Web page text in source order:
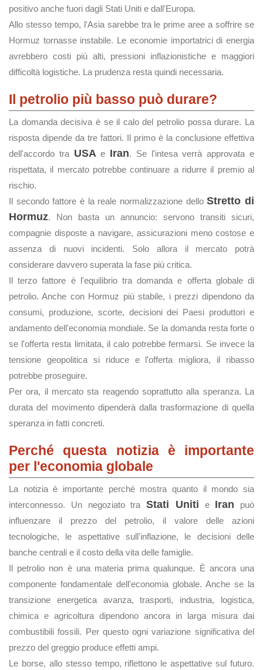
positivo anche fuori dagli Stati Uniti e dall'Europa.
Allo stesso tempo, l'Asia sarebbe tra le prime aree a soffrire se
Hormuz tornasse instabile. Le economie importatrici di energia
avrebbero costi più alti, pressioni inflazionistiche e maggiori
difficoltà logistiche. La prudenza resta quindi necessaria.
Il petrolio più basso può durare?
La domanda decisiva è se il calo del petrolio possa durare. La
risposta dipende da tre fattori. Il primo è la conclusione effettiva
dell'accordo tra USA e Iran. Se l'intesa verrà approvata e
rispettata, il mercato potrebbe continuare a ridurre il premio al
rischio.
Il secondo fattore è la reale normalizzazione delloStretto di
Hormuz. Non basta un annuncio: servono transiti sicuri,
compagnie disposte a navigare, assicurazioni meno costose e
assenza di nuovi incidenti. Solo allora il mercato potrà
considerare davvero superata la fase più critica.
Il terzo fattore è l'equilibrio tra domanda e offerta globale di
petrolio. Anche con Hormuz più stabile, i prezzi dipendono da
consumi, produzione, scorte, decisioni dei Paesi produttori e
andamento dell'economia mondiale. Se la domanda resta forte o
se l'offerta resta limitata, il calo potrebbe fermarsi. Se invece la
tensione geopolitica si riduce e l'offerta migliora, il ribasso
potrebbe proseguire.
Per ora, il mercato sta reagendo soprattutto alla speranza. La
durata del movimento dipenderà dalla trasformazione di quella
speranza in fatti concreti.
Perché questa notizia è importante
per l'economia globale
La notizia è importante perché mostra quanto il mondo sia
interconnesso. Un negoziato tra Stati Uniti e Iran può
influenzare il prezzo del petrolio, il valore delle azioni
tecnologiche, le aspettative sull'inflazione, le decisioni delle
banche centrali e il costo della vita delle famiglie.
Il petrolio non è una materia prima qualunque. È ancora una
componente fondamentale dell'economia globale. Anche se la
transizione energetica avanza, trasporti, industria, logistica,
chimica e agricoltura dipendono ancora in larga misura dai
combustibili fossili. Per questo ogni variazione significativa del
prezzo del greggio produce effetti ampi.
Le borse, allo stesso tempo, riflettono le aspettative sul futuro.